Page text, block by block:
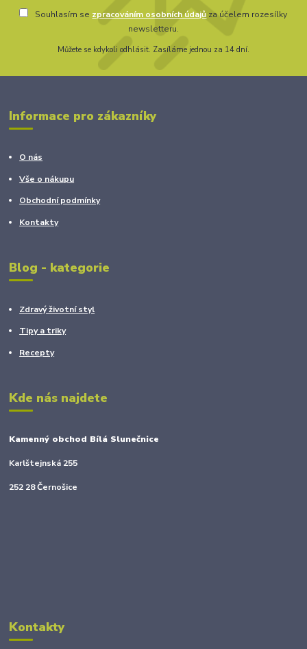
Souhlasím se zpracováním osobních údajů za účelem rozesílky
newsletteru.
Můžete se kdykoli odhlásit. Zasíláme jednou za 14 dní.
Informace pro zákazníky
O nás
Vše o nákupu
Obchodní podmínky
Kontakty
Blog - kategorie
Zdravý životní styl
Tipy a triky
Recepty
Kde nás najdete
Kamenný obchod Bílá Slunečnice
Karlštejnská 255
252 28 Černošice
Kontakty